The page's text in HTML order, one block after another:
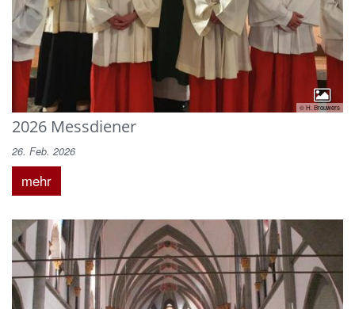
© H. Brouwers
2026 Messdiener
26. Feb. 2026
mehr